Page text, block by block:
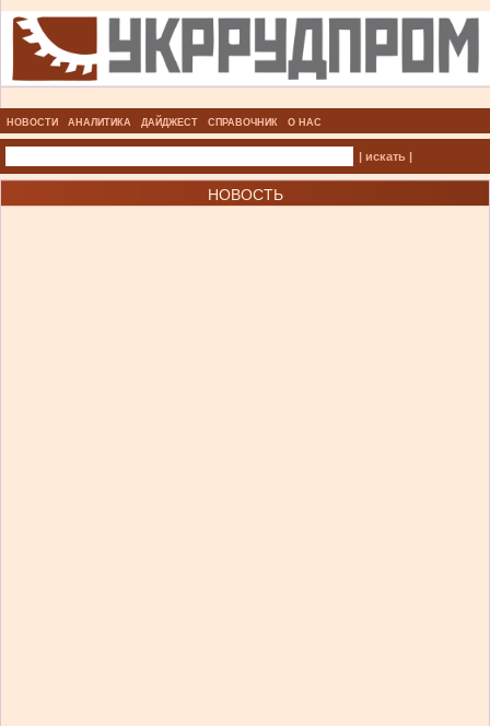
НОВОСТИ АНАЛИТИКА ДАЙДЖЕСТ СПРАВОЧНИК О НАС
| искать |
НОВОСТЬ